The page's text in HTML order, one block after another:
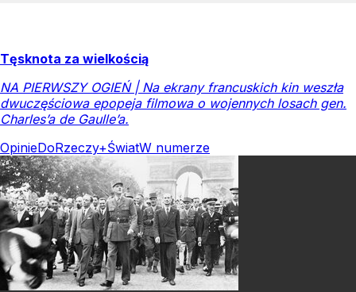
Tęsknota za wielkością
NA PIERWSZY OGIEŃ | Na ekrany francuskich kin weszła
dwuczęściowa epopeja filmowa o wojennych losach gen.
Charles’a de Gaulle’a.
OpinieDoRzeczy+ŚwiatW numerze